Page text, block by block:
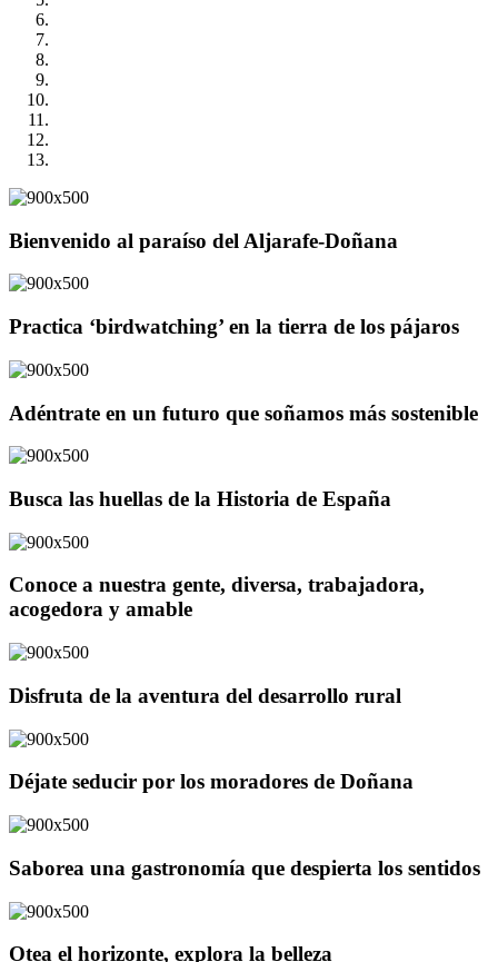
Bienvenido al paraíso del Aljarafe-Doñana
Practica ‘birdwatching’ en la tierra de los pájaros
Adéntrate en un futuro que soñamos más sostenible
Busca las huellas de la Historia de España
Conoce a nuestra gente, diversa, trabajadora,
acogedora y amable
Disfruta de la aventura del desarrollo rural
Déjate seducir por los moradores de Doñana
Saborea una gastronomía que despierta los sentidos
Otea el horizonte, explora la belleza